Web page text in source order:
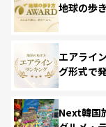
地球の歩
エアライ
グ形式で
Next韓国